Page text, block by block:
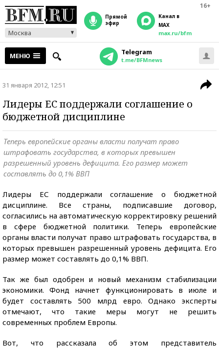
16+
Москва
прямой
эфир
Канал в
MAX
max.ru/bfm
МЕНЮ Telegram
t.me/BFMnews
31 января 2012, 12:51
Лидеры ЕС поддержали соглашение о
бюджетной дисциплине
Теперь европейские органы власти получат право
штрафовать государства, в которых превышен
разрешенный уровень дефицита. Его размер может
составлять до 0,1% ВВП
Лидеры ЕС поддержали соглашение о бюджетной
дисциплине. Все страны, подписавшие договор,
согласились на автоматическую корректировку решений
в сфере бюджетной политики. Теперь европейские
органы власти получат право штрафовать государства, в
которых превышен разрешенный уровень дефицита. Его
размер может составлять до 0,1% ВВП.
Так же был одобрен и новый механизм стабилизации
экономики. Фонд начнет функционировать в июле и
будет составлять 500 млрд евро. Однако эксперты
отмечают, что такие меры могут не решить
современных проблем Европы.
Вот, что рассказала об этом представитель